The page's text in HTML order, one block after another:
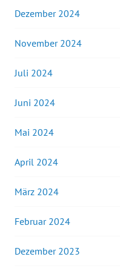
Dezember 2024
November 2024
Juli 2024
Juni 2024
Mai 2024
April 2024
März 2024
Februar 2024
Dezember 2023